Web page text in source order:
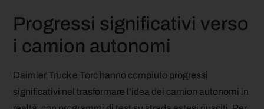
Progressi significativi verso
i camion autonomi
Daimler Truck e Torc hanno compiuto progressi
significativi nel trasformare l’idea dei camion autonomi in